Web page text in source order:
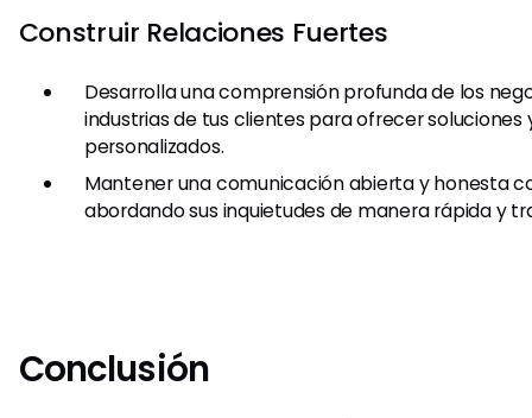
Construir Relaciones Fuertes
Desarrolla una comprensión profunda de los
industrias de tus clientes para ofrecer soluciones
personalizados.
Mantener una comunicación abierta y honesta
abordando sus inquietudes de manera rápida y
Conclusión